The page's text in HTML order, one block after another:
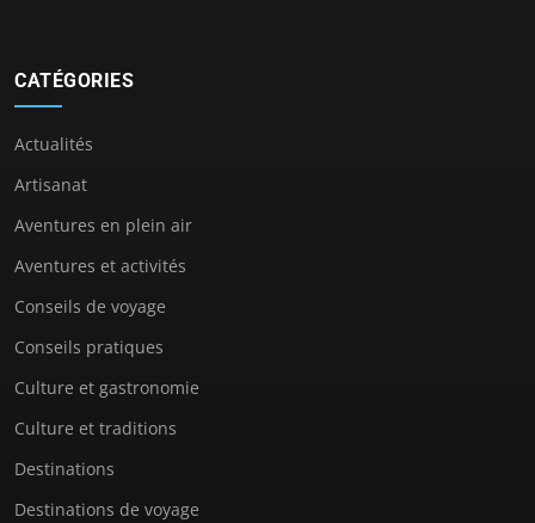
CATÉGORIES
Actualités
Artisanat
Aventures en plein air
Aventures et activités
Conseils de voyage
Conseils pratiques
Culture et gastronomie
Culture et traditions
Destinations
Destinations de voyage